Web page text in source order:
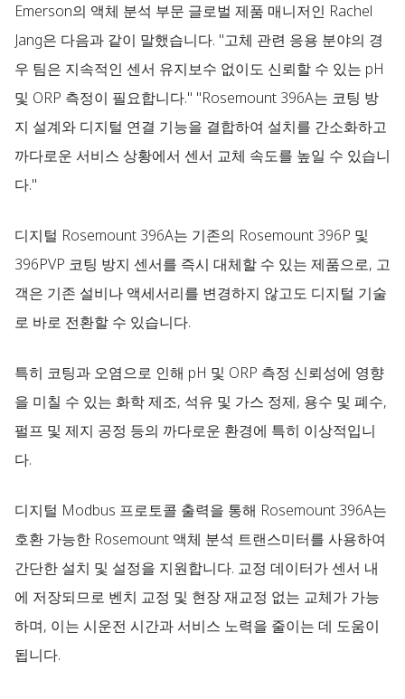
Emerson의 액체 분석 부문 글로벌 제품 매니저인 Rachel
Jang은 다음과 같이 말했습니다. "고체 관련 응용 분야의 경
우 팀은 지속적인 센서 유지보수 없이도 신뢰할 수 있는 pH
및 ORP 측정이 필요합니다." "Rosemount 396A는 코팅 방
지 설계와 디지털 연결 기능을 결합하여 설치를 간소화하고
까다로운 서비스 상황에서 센서 교체 속도를 높일 수 있습니
다."
디지털 Rosemount 396A는 기존의 Rosemount 396P 및
396PVP 코팅 방지 센서를 즉시 대체할 수 있는 제품으로, 고
객은 기존 설비나 액세서리를 변경하지 않고도 디지털 기술
로 바로 전환할 수 있습니다.
특히 코팅과 오염으로 인해 pH 및 ORP 측정 신뢰성에 영향
을 미칠 수 있는 화학 제조, 석유 및 가스 정제, 용수 및 폐수,
펄프 및 제지 공정 등의 까다로운 환경에 특히 이상적입니
다.
디지털 Modbus 프로토콜 출력을 통해 Rosemount 396A는
호환 가능한 Rosemount 액체 분석 트랜스미터를 사용하여
간단한 설치 및 설정을 지원합니다. 교정 데이터가 센서 내
에 저장되므로 벤치 교정 및 현장 재교정 없는 교체가 가능
하며, 이는 시운전 시간과 서비스 노력을 줄이는 데 도움이
됩니다.